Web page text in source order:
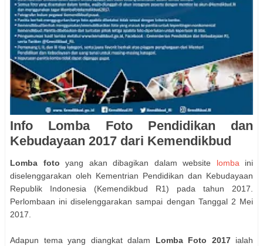
Info Lomba Foto Pendidikan dan
Kebudayaan 2017 dari Kemendikbud
Lomba foto yang akan dibagikan dalam website lomba ini
diselenggarakan oleh Kementrian Pendidikan dan Kebudayaan
Republik Indonesia (Kemendikbud R1) pada tahun 2017.
Perlombaan ini diselenggarakan sampai dengan Tanggal 2 Mei
2017.
Adapun tema yang diangkat dalam Lomba Foto 2017 ialah